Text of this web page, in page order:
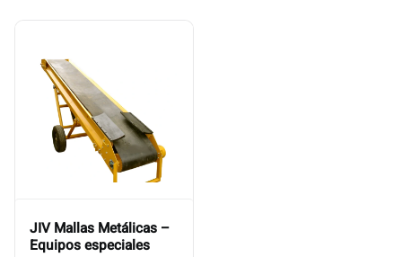
JIV Mallas Metálicas –
Equipos especiales